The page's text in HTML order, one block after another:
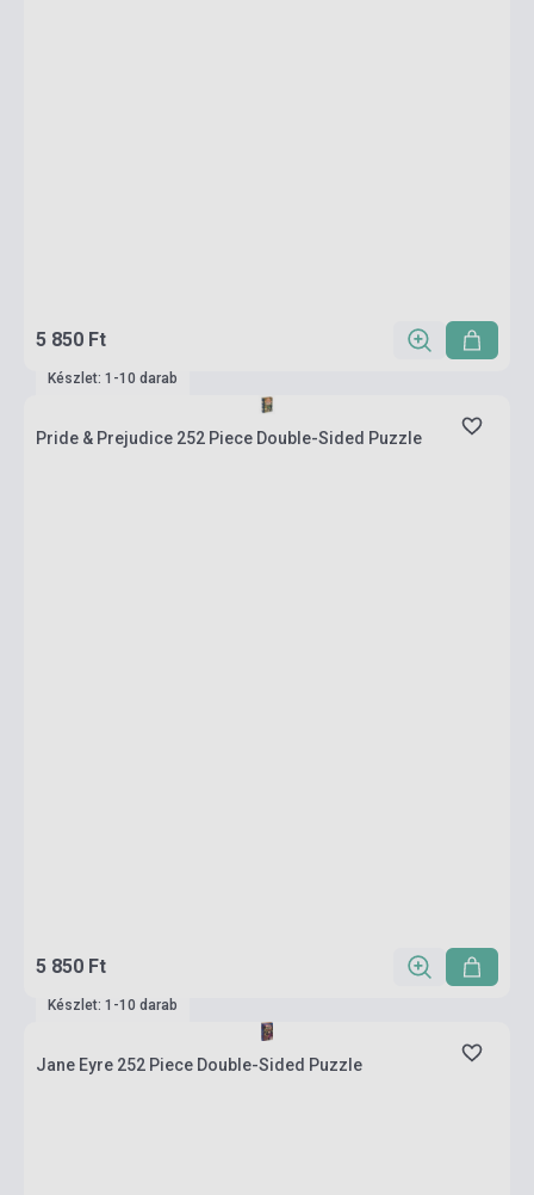
5 850 Ft
Készlet: 1-10 darab
Pride & Prejudice 252 Piece Double-Sided Puzzle
5 850 Ft
Készlet: 1-10 darab
Jane Eyre 252 Piece Double-Sided Puzzle